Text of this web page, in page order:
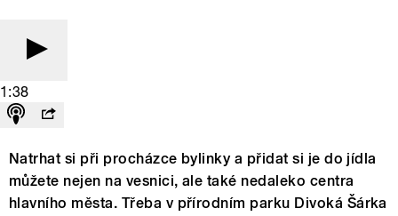
1:38
Natrhat si při procházce bylinky a přidat si je do jídla
můžete nejen na vesnici, ale také nedaleko centra
hlavního města. Třeba v přírodním parku Divoká Šárka